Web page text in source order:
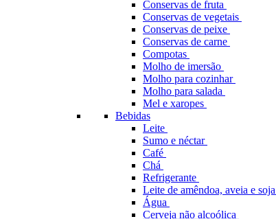
Conservas de fruta
Conservas de vegetais
Conservas de peixe
Conservas de carne
Compotas
Molho de imersão
Molho para cozinhar
Molho para salada
Mel e xaropes
Bebidas
Leite
Sumo e néctar
Café
Chá
Refrigerante
Leite de amêndoa, aveia e soja
Água
Cerveja não alcoólica